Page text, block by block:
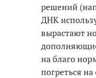
решений
ДНК
вырастают
на благо
погреться